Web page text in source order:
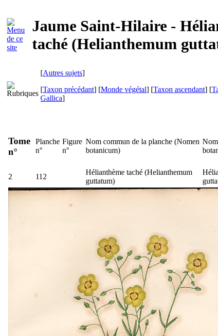
Jaume Saint-Hilaire -
taché (Helianthemum
[Autres sujets]
[Taxon précédant] [Monde végétal] [Taxon ascendant] [
Gallica]
Tome
n°
Planche
n°
Figure
n°
Nom commun de la planche (Nomen
botanicum)
2 112
Hélianthème taché (Helianthemum
guttatum)